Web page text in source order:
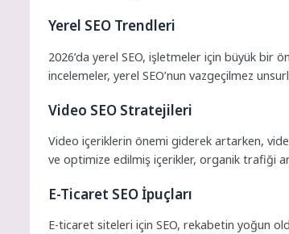
Yerel SEO Trendleri
2026’da yerel SEO, işletmeler için büyük bir
incelemeler, yerel SEO’nun vazgeçilmez
Video SEO Stratejileri
Video içeriklerin önemi giderek artarken,
ve optimize edilmiş içerikler, organik trafiği
E-Ticaret SEO İpuçları
E-ticaret siteleri için SEO, rekabetin yoğun